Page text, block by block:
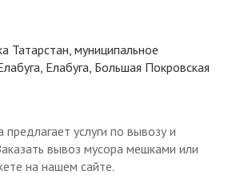
Татарстан, муниципальное
Елабуга, Большая Покровская
услуги по вывозу и
вывоз мусора мешками или
на нашем сайте.